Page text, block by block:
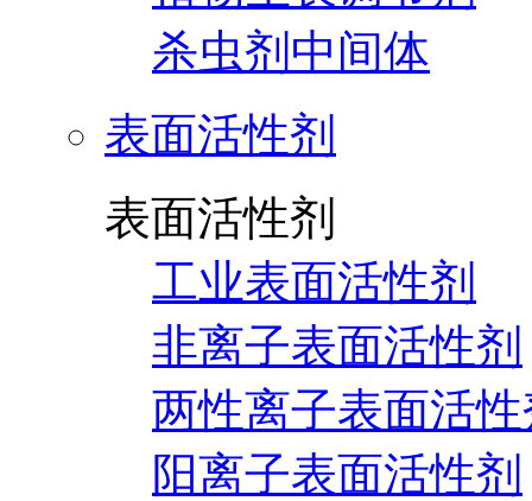
杀虫剂中间体
表面活性剂
表面活性剂
工业表面活性剂
非离子表面活性剂
两性离子表面活
阳离子表面活性剂